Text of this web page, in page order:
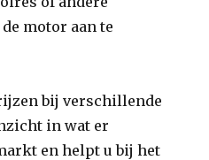
motor aan te
bij verschillende
in wat er
en helpt u bij het